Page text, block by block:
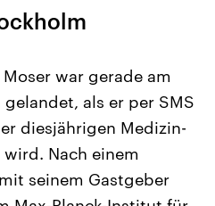
USA
Aktuelle Beiträge,
Hintergründe
Wirtschaftlich und
war gerade am
als er per SMS
diesjährigen Medizin-
Nach einem
seinem Gastgeber